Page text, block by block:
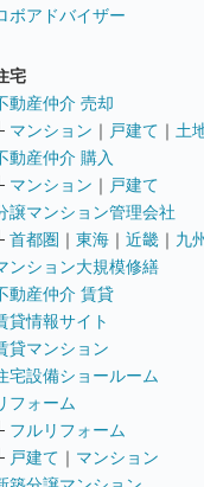
ボアドバイザー
宅
動産仲介 売却
マンション ｜ 戸建て ｜ 土
動産仲介 購入
マンション ｜ 戸建て
譲マンション管理会社
首都圏 ｜ 東海 ｜ 近畿 ｜ 九州
ンション大規模修繕
動産仲介 賃貸
貸情報サイト
貸マンション
宅設備ショールーム
フォーム
フルリフォーム
戸建て ｜ マンション